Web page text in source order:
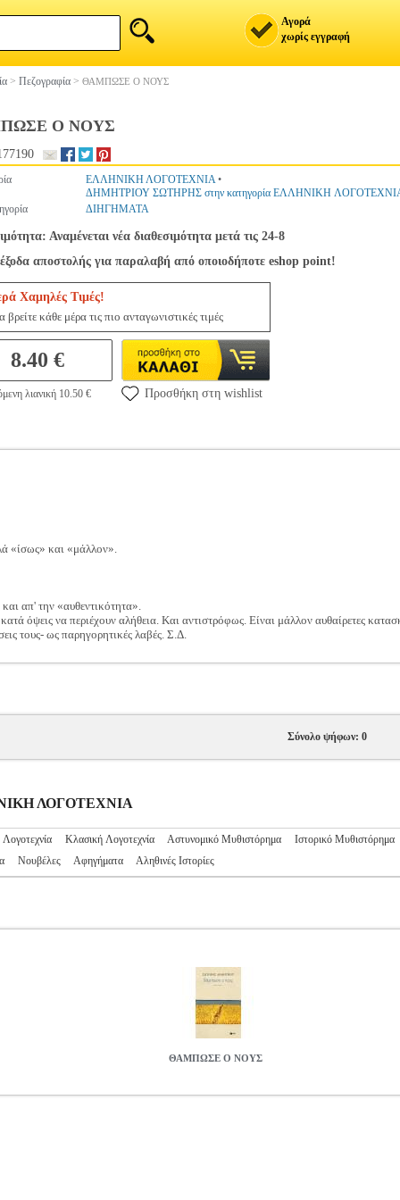
Αγορά
χωρίς εγγραφή
> Πεζογραφία > ΘΑΜΠΩΣΕ Ο ΝΟΥΣ
Ο ΝΟΥΣ
ΕΛΛΗΝΙΚΗ ΛΟΓΟΤΕΧΝΙΑ•
ΔΗΜΗΤΡΙΟΥ ΣΩΤΗΡΗΣ στην κατηγορία ΕΛΛΗΝΙΚΗ
ΔΙΗΓΗΜΑΤΑ
Αναμένεται νέα διαθεσιμότητα μετά τις 24-8
αποστολής για παραλαβή από οποιοδήποτε eshop point!
Χαμηλές Τιμές!
κάθε μέρα τις πιο ανταγωνιστικές τιμές
8.40 €
λιανική 10.50 € Προσθήκη στη wishlist
«ίσως» και «μάλλον».
και απ' την «αυθεντικότητα».
όψεις να περιέχουν αλήθεια. Και αντιστρόφως. Είναι μάλλον αυθαίρετες
τους- ως παρηγορητικές λαβές. Σ.Δ.
Σύνολο ψήφων: 0
ΛΟΓΟΤΕΧΝΙΑ
Κλασική Λογοτεχνία Αστυνομικό Μυθιστόρημα
Ιστορικό Μυθιστόρημα
Νουβέλες Αφηγήματα Αληθινές Ιστορίες
ΘΑΜΠΩΣΕ Ο ΝΟΥΣ